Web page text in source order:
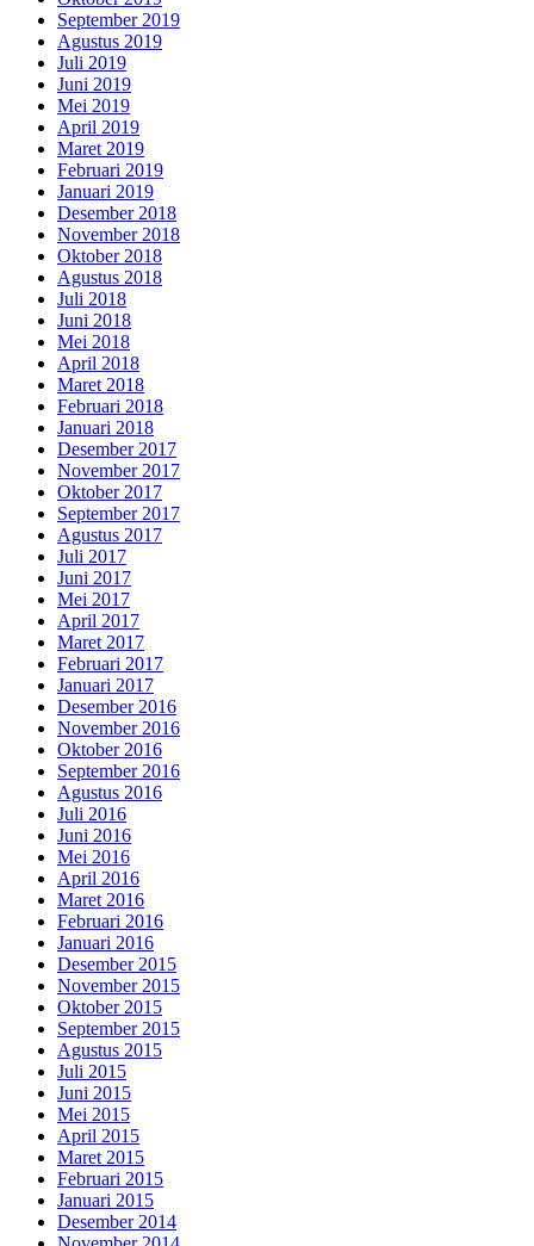
September 2019
Agustus 2019
Juli 2019
Juni 2019
Mei 2019
April 2019
Maret 2019
Februari 2019
Januari 2019
Desember 2018
November 2018
Oktober 2018
Agustus 2018
Juli 2018
Juni 2018
Mei 2018
April 2018
Maret 2018
Februari 2018
Januari 2018
Desember 2017
November 2017
Oktober 2017
September 2017
Agustus 2017
Juli 2017
Juni 2017
Mei 2017
April 2017
Maret 2017
Februari 2017
Januari 2017
Desember 2016
November 2016
Oktober 2016
September 2016
Agustus 2016
Juli 2016
Juni 2016
Mei 2016
April 2016
Maret 2016
Februari 2016
Januari 2016
Desember 2015
November 2015
Oktober 2015
September 2015
Agustus 2015
Juli 2015
Juni 2015
Mei 2015
April 2015
Maret 2015
Februari 2015
Januari 2015
Desember 2014